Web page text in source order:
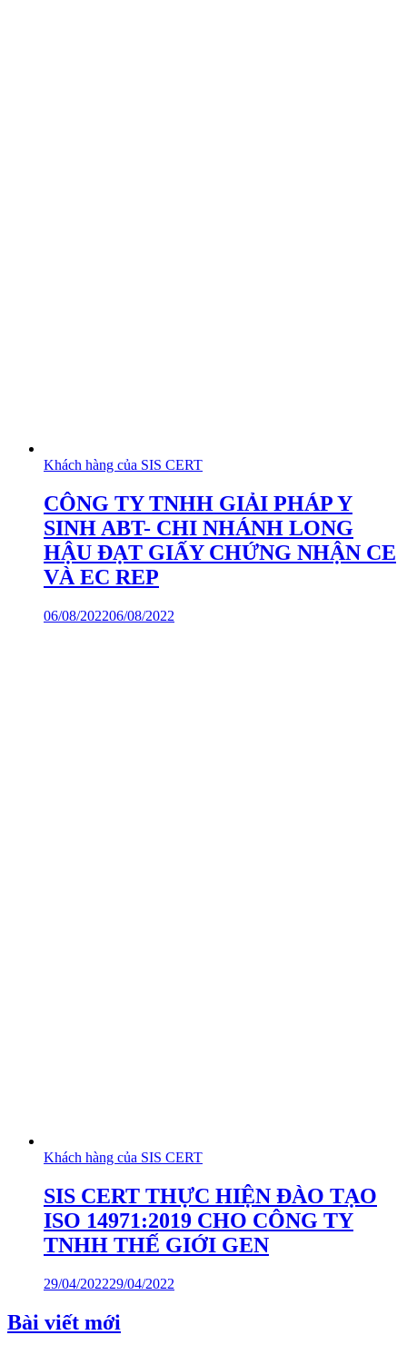
Khách hàng của SIS CERT
CÔNG TY TNHH GIẢI PHÁP Y
SINH ABT- CHI NHÁNH LONG
HẬU ĐẠT GIẤY CHỨNG NHẬN CE
VÀ EC REP
06/08/202206/08/2022
Khách hàng của SIS CERT
SIS CERT THỰC HIỆN ĐÀO TẠO
ISO 14971:2019 CHO CÔNG TY
TNHH THẾ GIỚI GEN
29/04/202229/04/2022
Bài viết mới